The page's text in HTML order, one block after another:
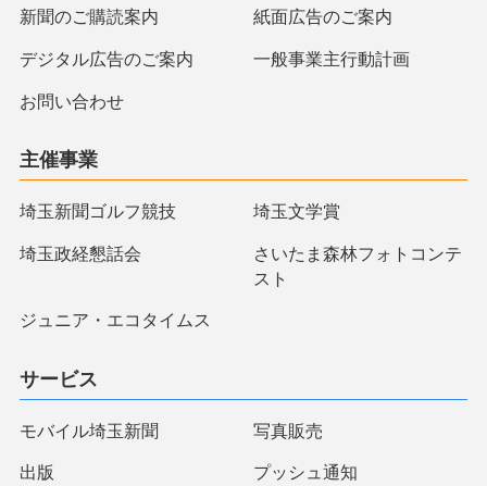
新聞のご購読案内 紙面広告のご案内
デジタル広告のご案内 一般事業主行動計画
お問い合わせ
主催事業
埼玉新聞ゴルフ競技 埼玉文学賞
埼玉政経懇話会
さいたま森林フォトコンテ
スト
ジュニア・エコタイムス
サービス
モバイル埼玉新聞 写真販売
出版 プッシュ通知